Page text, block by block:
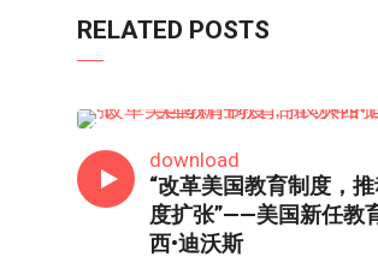
RELATED POSTS
download
“改革美国教育制度，
度扩张”——美国新任教
西•迪沃斯